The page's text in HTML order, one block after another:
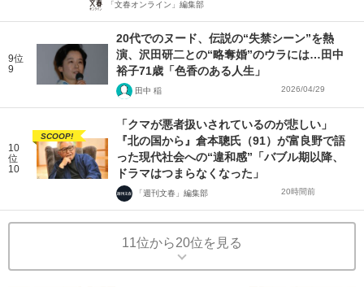
「文春オンライン」編集部
9位
9
20代でのヌード、伝説の“失禁シーン”を熱
演、沢田研二との“略奪婚”のウラには…田中
裕子71歳「色香のある人生」
田中 稲 2026/04/29
10
位
10
SCOOP!
「クマが悪者扱いされているのが悲しい」
『北の国から』倉本聰氏（91）が富良野で語
った現代社会への“違和感”「バブル期以降、
ドラマはつまらなくなった」
「週刊文春」編集部 20時間前
11位から20位を見る